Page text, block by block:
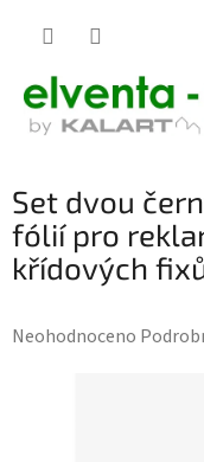
Set dvou
fólií pro
křídových
Průměrné
Neohodnoceno